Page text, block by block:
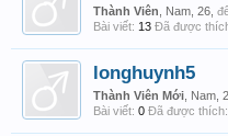
Thành Viên , Nam, 26,
Bài viết: 13 Đã được
longhuynh5
Thành Viên Mới , Nam,
Bài viết: 0 Đã được thích: